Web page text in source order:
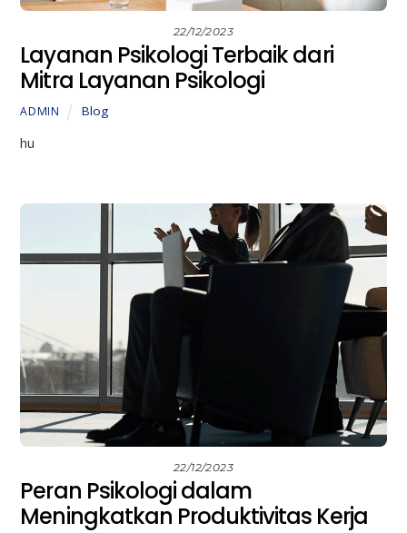
22/12/2023
Layanan Psikologi Terbaik dari
Mitra Layanan Psikologi
ADMIN Blog
hu
22/12/2023
Peran Psikologi dalam
Meningkatkan Produktivitas Kerja